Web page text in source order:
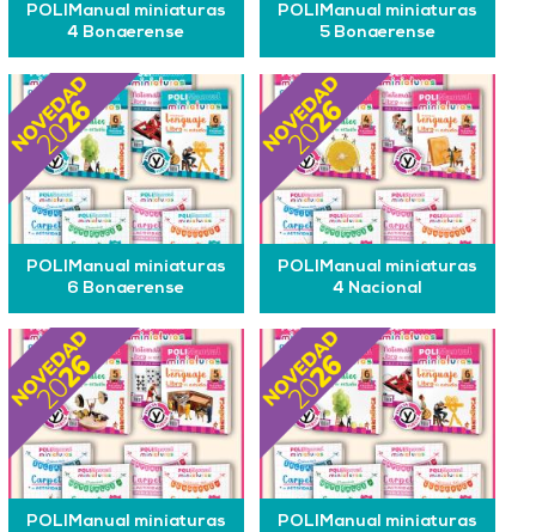
POLIManual miniaturas
4 Bonaerense
POLIManual miniaturas
5 Bonaerense
POLIManual miniaturas
6 Bonaerense
POLIManual miniaturas
4 Nacional
POLIManual miniaturas
POLIManual miniaturas